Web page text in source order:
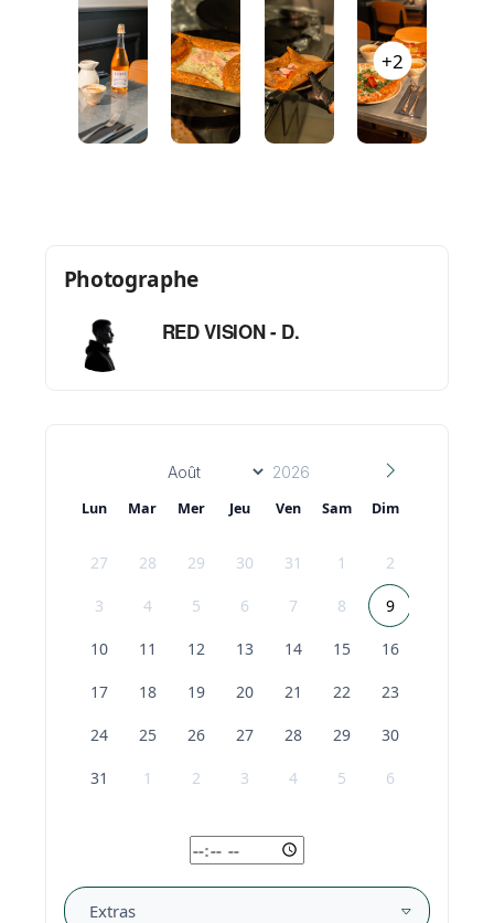
ou
2 à 4 vidéos courtes de 10–15 sec
(formats Reels / TikTok)
+2
Photographe
RED VISION - D.
Lun Mar Mer Jeu Ven Sam Dim
27 28 29 30 31 1 2
3 4 5 6 7 8 9
10 11 12 13 14 15 16
17 18 19 20 21 22 23
24 25 26 27 28 29 30
31 1 2 3 4 5 6
Extras